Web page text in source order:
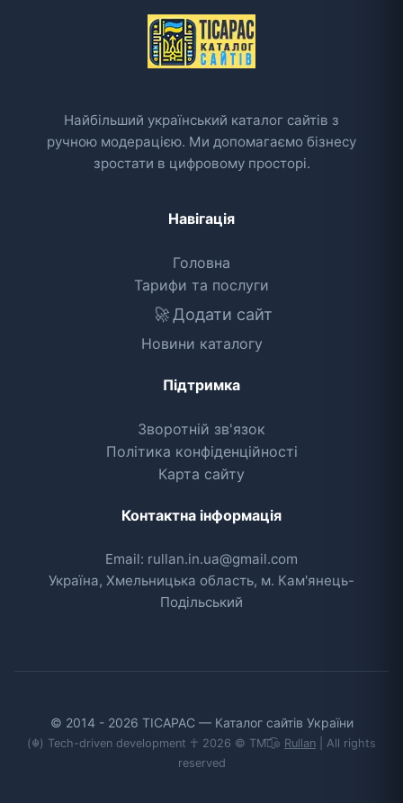
Найбільший український каталог сайтів з
ручною модерацією. Ми допомагаємо бізнесу
зростати в цифровому просторі.
Навігація
Головна
Тарифи та послуги
🚀Додати сайт
Новини каталогу
Підтримка
Зворотній зв'язок
Політика конфіденційності
Карта сайту
Контактна інформація
Email: rullan.in.ua@gmail.com
Україна, Хмельницька область, м. Кам'янець-
Подільський
© 2014 - 2026 TICAPAC — Каталог сайтів України
(☬) Tech-driven development ☥ 2026 © TM͡๏̯͡๏ Rullan | All rights
reserved